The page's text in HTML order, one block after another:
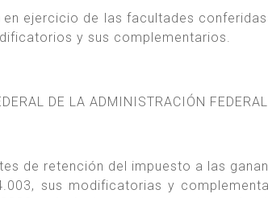
ejercicio de las facultades
y sus complementarios.
DE LA ADMINISTRACIÓN
de retención del impuesto a las
sus modificatorias y